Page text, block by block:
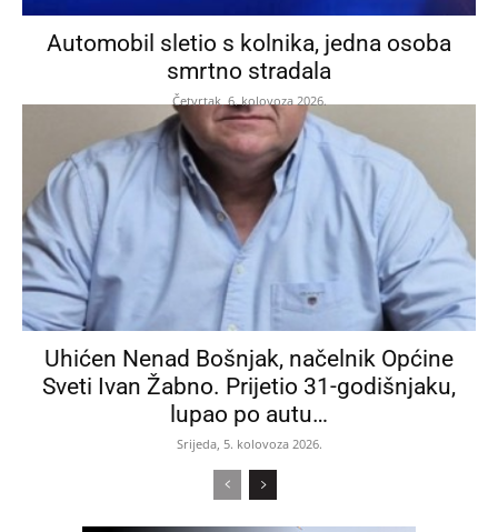
Automobil sletio s kolnika, jedna osoba
smrtno stradala
Četvrtak, 6. kolovoza 2026.
Uhićen Nenad Bošnjak, načelnik Općine
Sveti Ivan Žabno. Prijetio 31-godišnjaku,
lupao po autu…
Srijeda, 5. kolovoza 2026.